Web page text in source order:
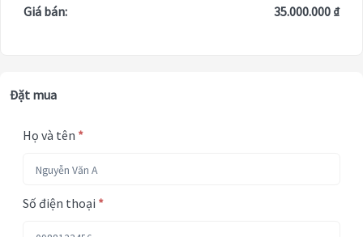
Giá bán: 35.000.000 ₫
Đặt mua
Họ và tên *
Số điện thoại *